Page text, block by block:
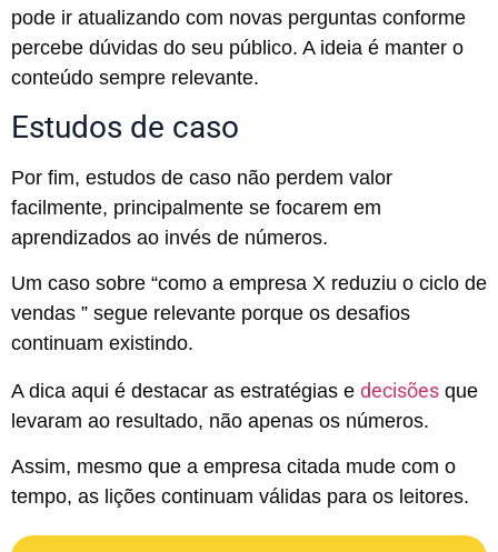
pode ir atualizando com novas perguntas conforme
percebe dúvidas do seu público. A ideia é manter o
conteúdo sempre relevante.
Estudos de caso
Por fim, estudos de caso não perdem valor
facilmente, principalmente se focarem em
aprendizados ao invés de números.
Um caso sobre “como a empresa X reduziu o ciclo de
vendas ” segue relevante porque os desafios
continuam existindo.
A dica aqui é destacar as estratégias e decisões que
levaram ao resultado, não apenas os números.
Assim, mesmo que a empresa citada mude com o
tempo, as lições continuam válidas para os leitores.